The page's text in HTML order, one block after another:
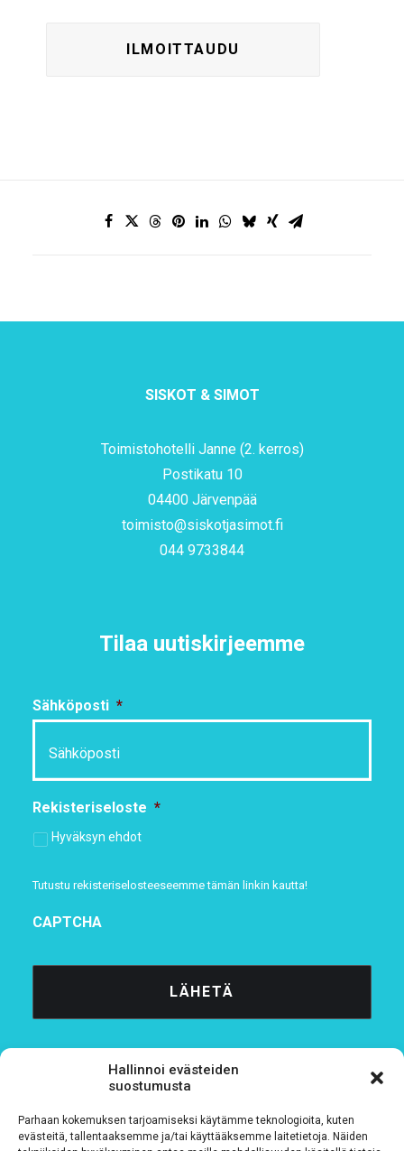
Hallinnoi evästeiden
suostumusta
Parhaan kokemuksen tarjoamiseksi käytämme teknologioita, kuten
evästeitä, tallentaaksemme ja/tai käyttääksemme laitetietoja. Näiden
SISKOT & SIMOT
Toimistohotelli Janne (2. kerros)
Postikatu 10
04400 Järvenpää
toimisto@siskotjasimot.fi
044 9733844
Tilaa uutiskirjeemme
Sähköposti *
Rekisteriseloste *
Hyväksyn ehdot
Tutustu rekisteriselosteeseemmetämän linkin kautta!
CAPTCHA
Tietosuojaseloste